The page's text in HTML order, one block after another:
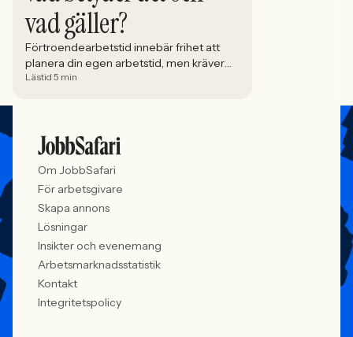
vad gäller?
Förtroendearbetstid innebär frihet att
planera din egen arbetstid, men kräver
tydliga gränser, ansvar och god
Lästid 5 min
Om JobbSafari
För arbetsgivare
Skapa annons
Lösningar
Insikter och evenemang
Arbetsmarknadsstatistik
Kontakt
Integritetspolicy